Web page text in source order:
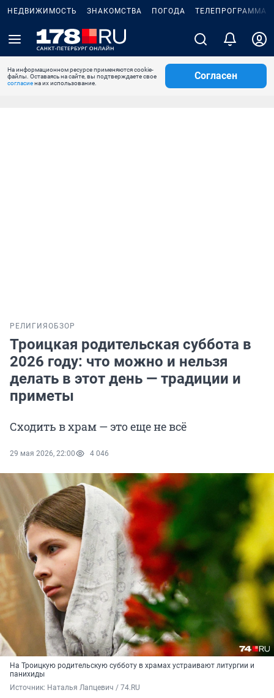
НЕДВИЖИМОСТЬ ЗНАКОМСТВА ПОГОДА ТЕЛЕПРОГРАММА
На информационном ресурсе применяются cookie-
файлы. Оставаясь на сайте, вы подтверждаете свое
согласиена их использование.
Согласен
РЕЛИГИЯ ОБЗОР
Троицкая родительская суббота в
2026 году: что можно и нельзя
делать в этот день — традиции и
приметы
Сходить в храм — это еще не всё
29 мая 2026, 22:00 4 046
На Троицкую родительскую субботу в храмах устраивают литургии и
панихиды
Источник: Наталья Лапцевич / 74.RU